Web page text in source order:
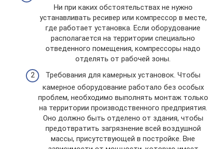
Ни при каких обстоятельствах не нужно
устанавливать ресивер или компрессор в месте,
где работает установка. Если оборудование
располагается на территории специально
отведенного помещения, компрессоры надо
отделять от рабочей зоны.
Требования для камерных установок. Чтобы
камерное оборудование работало без особых
проблем, необходимо выполнять монтаж только
на территории производственного предприятия.
Оно должно быть отделено от здания, чтобы
предотвратить загрязнение всей воздушной
массы, присутствующей в постройке. Вне